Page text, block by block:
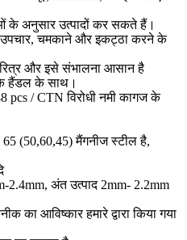
के अनुसार उत्पादों कर सकते हैं।
उपचार, चमकाने और इकट्ठा करने के
और इसे संभालना आसान है
हैंडल के साथ।
pcs / CTN विरोधी नमी कागज के
65 (50,60,45) मैंगनीज स्टील है,
2.4mm, अंत उत्पाद 2mm- 2.2mm
का आविष्कार हमारे द्वारा किया गया